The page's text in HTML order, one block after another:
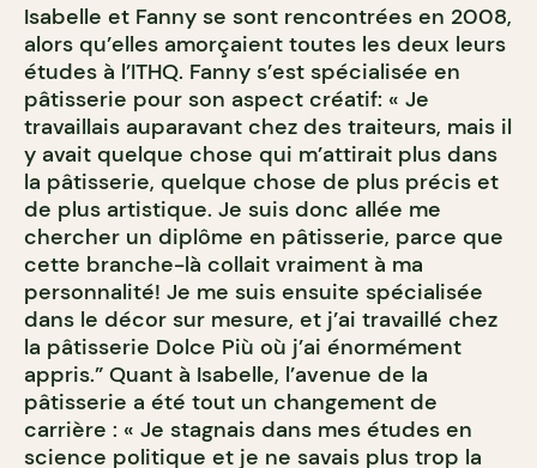
Isabelle et Fanny se sont rencontrées en 2008,
alors qu’elles amorçaient toutes les deux leurs
études à l’ITHQ. Fanny s’est spécialisée en
pâtisserie pour son aspect créatif: « Je
travaillais auparavant chez des traiteurs, mais il
y avait quelque chose qui m’attirait plus dans
la pâtisserie, quelque chose de plus précis et
de plus artistique. Je suis donc allée me
chercher un diplôme en pâtisserie, parce que
cette branche-là collait vraiment à ma
personnalité! Je me suis ensuite spécialisée
dans le décor sur mesure, et j’ai travaillé chez
la pâtisserie Dolce Più où j’ai énormément
appris.” Quant à Isabelle, l’avenue de la
pâtisserie a été tout un changement de
carrière : « Je stagnais dans mes études en
science politique et je ne savais plus trop la